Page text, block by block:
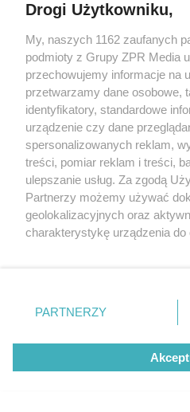
MUZYKA
która rozkręci
Drogi Użytkowniku,
My, naszych 1162 zaufanych
podmioty z Grupy ZPR Media
przechowujemy informacje na
przetwarzamy dane osobowe,
identyfikatory, standardowe
urządzenie czy dane
spersonalizowanych reklam,
treści, pomiar reklam i treści,
ulepszanie usług. Za zgodą
Partnerzy możemy używać
geolokalizacyjnych oraz
charakterystykę urządzenia do
zmienić/wycofać klikając
znajdujący się w lewym
rodzaje przetwarzania danych
użytkownika, ale masz prawo
przetwarzaniu. Preferencje
PARTNERZY